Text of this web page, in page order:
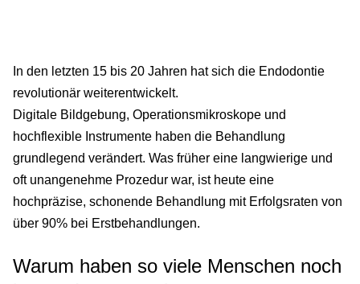
In den letzten 15 bis 20 Jahren hat sich die Endodontie
revolutionär weiterentwickelt.
Digitale Bildgebung, Operationsmikroskope und
hochflexible Instrumente haben die Behandlung
grundlegend verändert. Was früher eine langwierige und
oft unangenehme Prozedur war, ist heute eine
hochpräzise, schonende Behandlung mit Erfolgsraten von
über 90% bei Erstbehandlungen.
Warum haben so viele Menschen noch